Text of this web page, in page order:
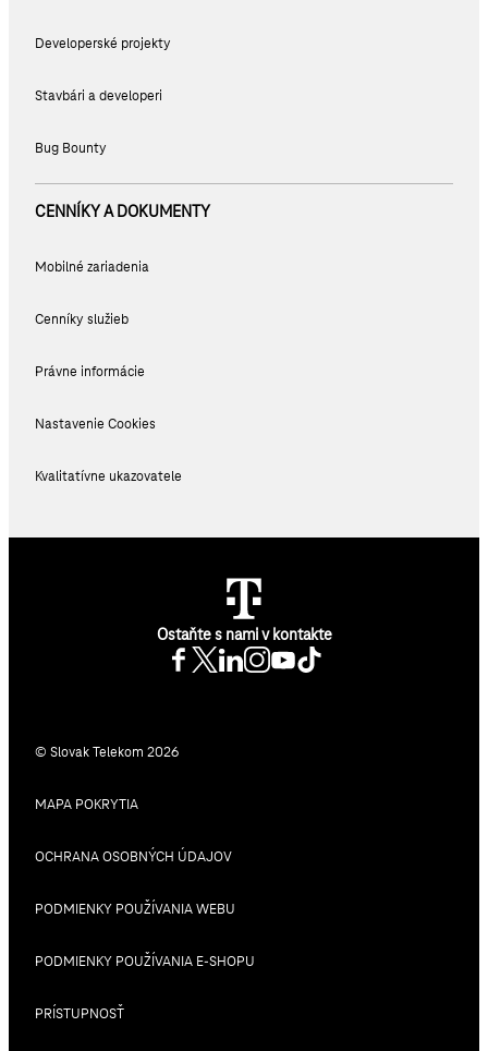
Developerské projekty
Stavbári a developeri
Bug Bounty
CENNÍKY A DOKUMENTY
Mobilné zariadenia
Cenníky služieb
Právne informácie
Nastavenie Cookies
Kvalitatívne ukazovatele
Ostaňte s nami v kontakte
© Slovak Telekom 2026
MAPA POKRYTIA
OCHRANA OSOBNÝCH ÚDAJOV
PODMIENKY POUŽÍVANIA WEBU
PODMIENKY POUŽÍVANIA E-SHOPU
PRÍSTUPNOSŤ